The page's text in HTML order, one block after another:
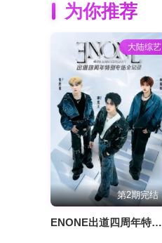
为你推荐
大陆综艺
第2期完结
ENONE出道四周年特别专场全记录